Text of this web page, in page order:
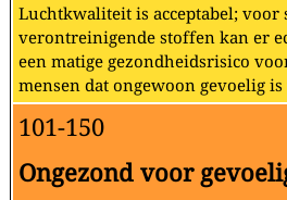
Luchtkwaliteit is acceptabel; voor
verontreinigende stoffen kan er
een matige gezondheidsrisico
mensen dat ongewoon gevoelig
101-150
Ongezond voor